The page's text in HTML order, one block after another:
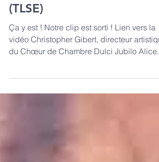
tournée Place du Capitole
(TLSE)
Ça y est ! Notre clip est sorti ! Lien vers la
vidéo Christopher Gibert, directeur